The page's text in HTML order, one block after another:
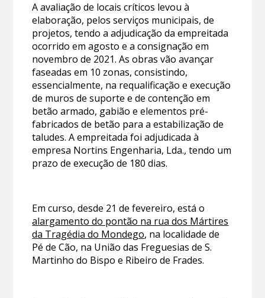
A avaliação de locais críticos levou à
elaboração, pelos serviços municipais, de
projetos, tendo a adjudicação da empreitada
ocorrido em agosto e a consignação em
novembro de 2021. As obras vão avançar
faseadas em 10 zonas, consistindo,
essencialmente, na requalificação e execução
de muros de suporte e de contenção em
betão armado, gabião e elementos pré-
fabricados de betão para a estabilização de
taludes. A empreitada foi adjudicada à
empresa Nortins Engenharia, Lda., tendo um
prazo de execução de 180 dias.
Em curso, desde 21 de fevereiro, está o
alargamento do pontão na rua dos Mártires
da Tragédia do Mondego, na localidade de
Pé de Cão, na União das Freguesias de S.
Martinho do Bispo e Ribeiro de Frades.